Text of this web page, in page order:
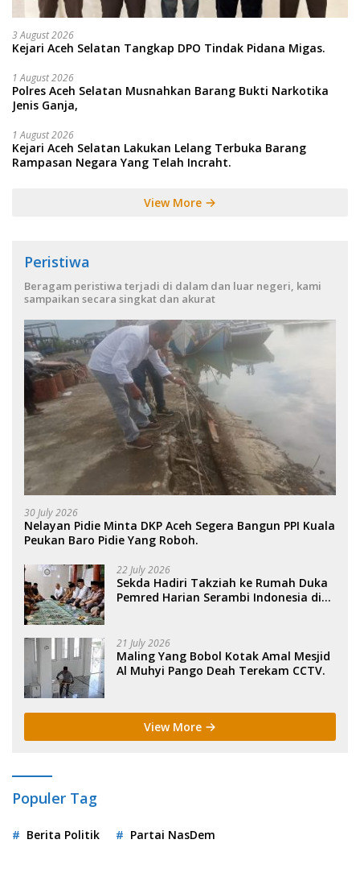
3 August 2026
Kejari Aceh Selatan Tangkap DPO Tindak Pidana Migas.
1 August 2026
Polres Aceh Selatan Musnahkan Barang Bukti Narkotika
Jenis Ganja,
1 August 2026
Kejari Aceh Selatan Lakukan Lelang Terbuka Barang
Rampasan Negara Yang Telah Incraht.
View More
Peristiwa
Beragam peristiwa terjadi di dalam dan luar negeri, kami
sampaikan secara singkat dan akurat
30 July 2026
Nelayan Pidie Minta DKP Aceh Segera Bangun PPI Kuala
Peukan Baro Pidie Yang Roboh.
22 July 2026
Sekda Hadiri Takziah ke Rumah Duka
Pemred Harian Serambi Indonesia di
21 July 2026
Maling Yang Bobol Kotak Amal Mesjid
Al Muhyi Pango Deah Terekam CCTV.
View More
Populer Tag
Berita Politik Partai NasDem